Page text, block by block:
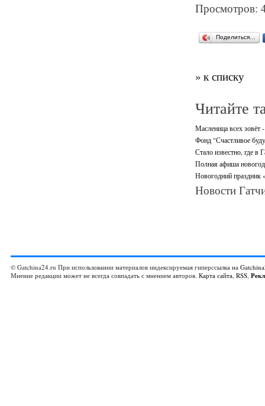
Просмотров:
Поделиться…
» к списку
Читайте
Масленица всех зовёт
Фонд "Счастливое
Стало известно, где в
Полная афиша
Новогодний праздник
Новости
© Gatchina24.ru При использовании материалов индексируемая гиперссылка на
Мнение редакции может не всегда совпадать с мнением авторов. Карта сайта, RSS,